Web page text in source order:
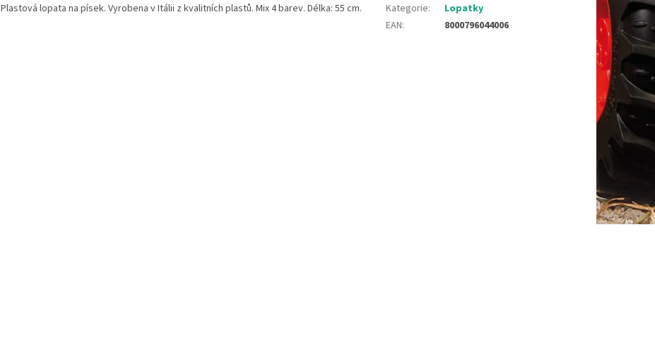
Plastová lopata na písek. Vyrobena v Itálii z kvalitních plastů. Mix 4 barev. Délka: 55 cm. Kategorie:
Lopatky
EAN: 8000796044006